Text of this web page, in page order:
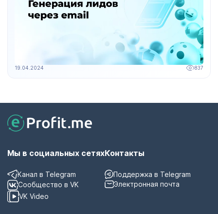
19.04.2024 837
Мы в социальных сетях
Канал в Telegram
Сообщество в VK
VK Video
Контакты
Поддержка в Telegram
Электронная почта